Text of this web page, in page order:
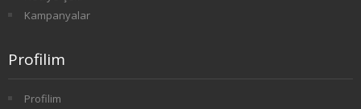
SOSYOLOJİ
1. SINIF 1. YARIYIL SOSYOLOJİ
1. SINIF 2. YARIYIL SOSYOLOJİ
Kampanyalar
Profilim
Profilim